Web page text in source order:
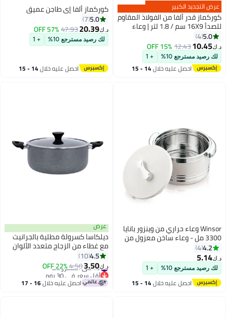
عرض التجديد الكبير
كوركماز قدر ألفا من الفولاذ المقاوم
للصدأ 16X9 سم / 1.8 لتر | وعاء
متوافق مع الحث من الفولاذ
المقاوم للصدأ | فضي - KA1016
5.0
4
د.ك‏10.45
12.43
15% OFF
لك رصيد مسترجع 10% + 1
احصل عليه خلال 14 - 15
كوركماز ألفا إي طاجن عميق
5.0
7
د.ك‏20.39
47.93
57% OFF
لك رصيد مسترجع 10% + 1
احصل عليه خلال 14 - 15
Winsor وعاء حراري من وينزور بانايا
3300 مل - وعاء ساخن معزول من
الفولاذ المقاوم للصدأ | حاويات تخزين
الطعام الحرارية | فضي
4.2
4
د.ك‏5.14
لك رصيد مسترجع 10% + 1
احصل عليه خلال 14 - 15
عرض
ديلكاسا كسرولة مطلية بالجرانيت
مع غطاء من الزجاج متعدد الألوان
20 x 9 x 2.5سم4.5
10
د.ك‏3.50
4.50
22% OFF #9 في الكسرولات
أقل سعر في 30 يوم
#9 في الكسرولات احصل عليه خلال 16 - 17